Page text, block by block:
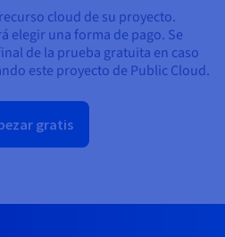
cloud de su proyecto.
elegir una forma de pago. Se
de la prueba gratuita en caso
este proyecto de Public Cloud.
gratis